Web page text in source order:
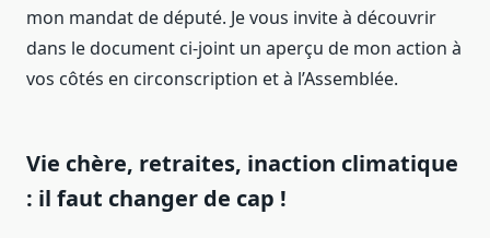
mon mandat de député. Je vous invite à découvrir
dans le document ci-joint un aperçu de mon action à
vos côtés en circonscription et à l’Assemblée.
Vie chère, retraites, inaction climatique
: il faut changer de cap !